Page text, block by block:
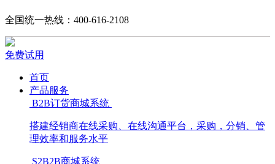
全国统一热线：400-616-2108
免费试用
首页
产品服务
B2B订货商城系统
搭建经销商在线采购、在线沟通平台，采购，分销、管
理效率和服务水平
S2B2B商城系统